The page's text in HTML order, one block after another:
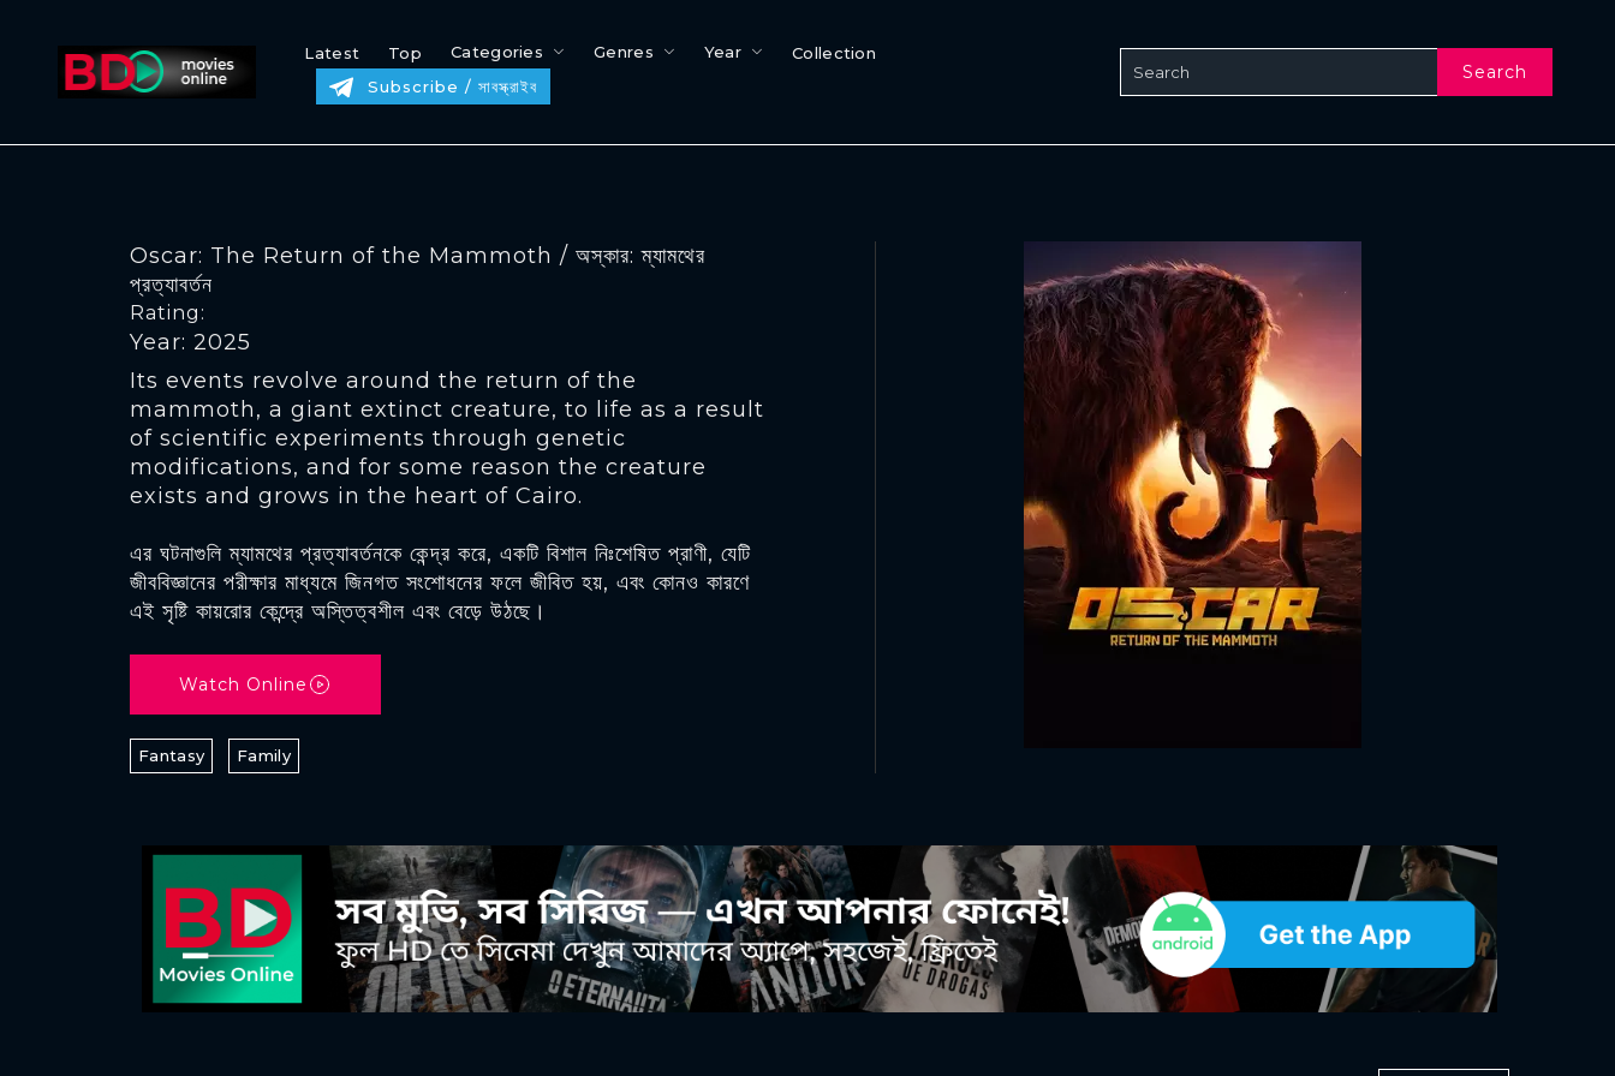
Latest Top Categories Genres Year
Collection
Subscribe / সাবস্ক্রাইব
Search
Oscar: The Return of the Mammoth / অস্কার: ম্যামথের
প্রত্যাবর্তন
Rating:
Year: 2025
Its events revolve around the return of the
mammoth, a giant extinct creature, to life as a result
of scientific experiments through genetic
modifications, and for some reason the creature
exists and grows in the heart of Cairo.
এর ঘটনাগুলি ম্যামথের প্রত্যাবর্তনকে কেন্দ্র করে, একটি বিশাল নিঃশেষিত প্রাণী, যেটি
জীববিজ্ঞানের পরীক্ষার মাধ্যমে জিনগত সংশোধনের ফলে জীবিত হয়, এবং কোনও কারণে
এই সৃষ্টি কায়রোর কেন্দ্রে অস্তিত্বশীল এবং বেড়ে উঠছে।
Watch Online
Fantasy Family